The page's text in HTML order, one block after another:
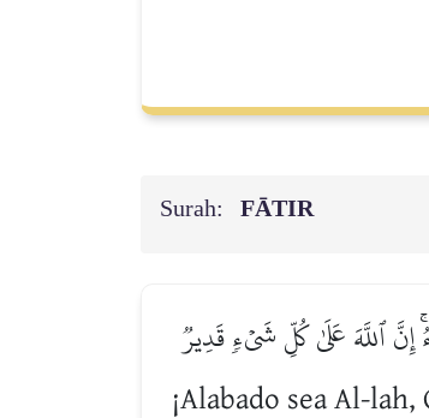
Surah: FĀTIR
ٱللَّهَ عَلَىٰ كُلِّ شَيۡءٖ قَدِيرٞ
¡Alabado sea Al-